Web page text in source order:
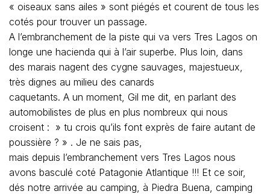
« oiseaux sans ailes » sont piégés et courent de tous les
cotés pour trouver un passage.
A l’embranchement de la piste qui va vers Tres Lagos on
longe une hacienda qui à l’air superbe. Plus loin, dans
des marais nagent des cygne sauvages, majestueux,
très dignes au milieu des canards
caquetants. A un moment, Gil me dit, en parlant des
automobilistes de plus en plus nombreux qui nous
croisent : » tu crois qu’ils font exprès de faire autant de
poussière ? » . Je ne sais pas,
mais depuis l’embranchement vers Tres Lagos nous
avons basculé coté Patagonie Atlantique !!! Et ce soir,
dés notre arrivée au camping, à Piedra Buena, camping